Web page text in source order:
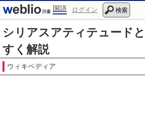
国語 ログイン 検索
シリアスアティテュード
すく解説
ウィキペディア